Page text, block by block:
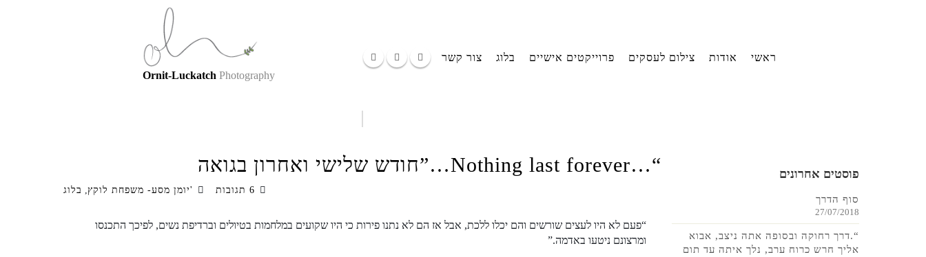
Ornit-Luckatch Photography
ראשי אודות צילום לעסקים פרוייקטים אישיים בלוג צור קשר
“…Nothing last forever…”חודש שלישי ואחרון בגואה
'יומן מסע- משפחת לוקץ בלוג 6 תגובות
“פעם לא היו לעצים שורשים והם יכלו ללכת, אבל אז הם לא נתנו פירות כי היו שקועים במלחמות בטיולים וברדיפת נשים, לפיכך התכנסו
ומרצונם ניטעו באדמה.”
פוסטים אחרונים
סוף הדרך
27/07/2018
“.דרך רחוקה ובסופה אתה ניצב, אבוא
אליך חרש כרוח ערב, נלך איתה עד תום